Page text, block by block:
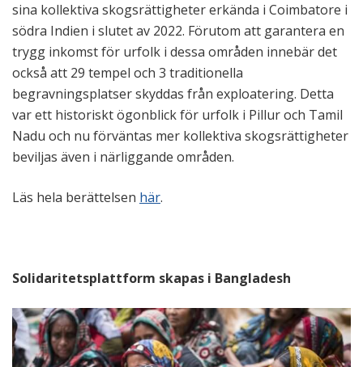
sina kollektiva skogsrättigheter erkända i Coimbatore i
södra Indien i slutet av 2022. Förutom att garantera en
trygg inkomst för urfolk i dessa områden innebär det
också att 29 tempel och 3 traditionella
begravningsplatser skyddas från exploatering. Detta
var ett historiskt ögonblick för urfolk i Pillur och Tamil
Nadu och nu förväntas mer kollektiva skogsrättigheter
beviljas även i närliggande områden.
Läs hela berättelsen här.
Solidaritetsplattform skapas i Bangladesh